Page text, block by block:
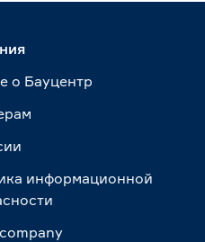
о Бауцентр
информационной